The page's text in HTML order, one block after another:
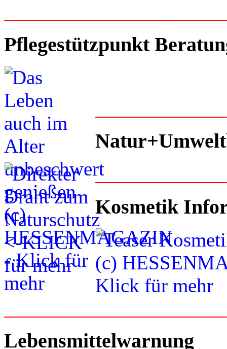
Pflegestützpunkt
Kosmetik
Lebensmittelwarnung